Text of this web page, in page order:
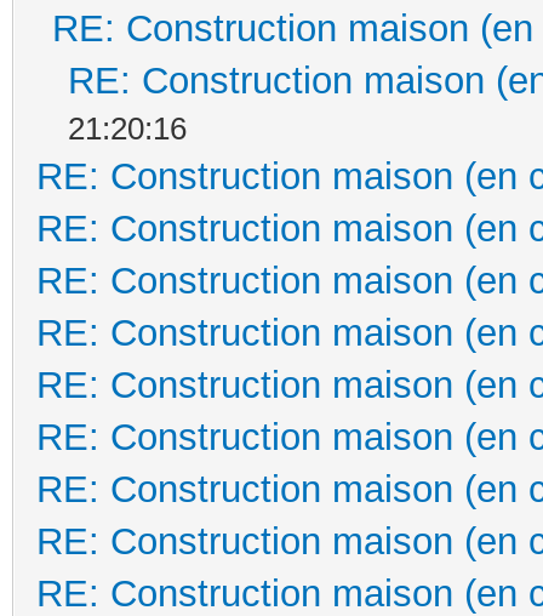
RE: Construction maison
RE: Construction maison
21:20:16
RE: Construction maison (en
RE: Construction maison (en
RE: Construction maison (en
RE: Construction maison (en
RE: Construction maison (en
RE: Construction maison (en
RE: Construction maison (en
RE: Construction maison (en
RE: Construction maison (en